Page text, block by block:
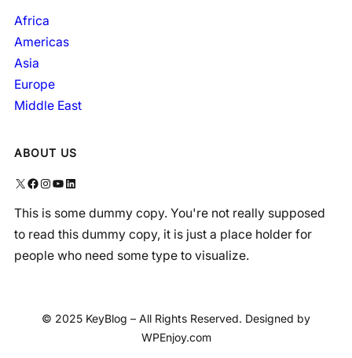
Africa
Americas
Asia
Europe
Middle East
ABOUT US
X Facebook Instagram YouTube LinkedIn
This is some dummy copy. You're not really supposed
to read this dummy copy, it is just a place holder for
people who need some type to visualize.
© 2025 KeyBlog – All Rights Reserved. Designed by
WPEnjoy.com